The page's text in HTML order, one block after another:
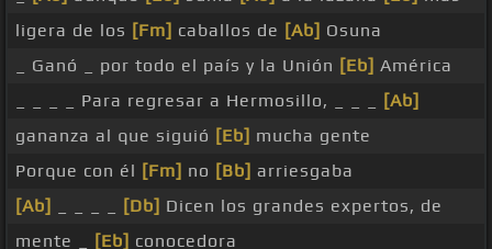
ligera de los [Fm] caballos de [Ab] Osuna
_ Ganó _ por todo el país y la Unión [Eb] América
_ _ _ _ Para regresar a Hermosillo, _ _ _
[Ab]
gananza al que siguió [Eb] mucha gente
Porque con él [Fm] no [Bb] arriesgaba
[Ab]
[Db] Dicen los grandes expertos, de
mente _
[Eb] conocedora